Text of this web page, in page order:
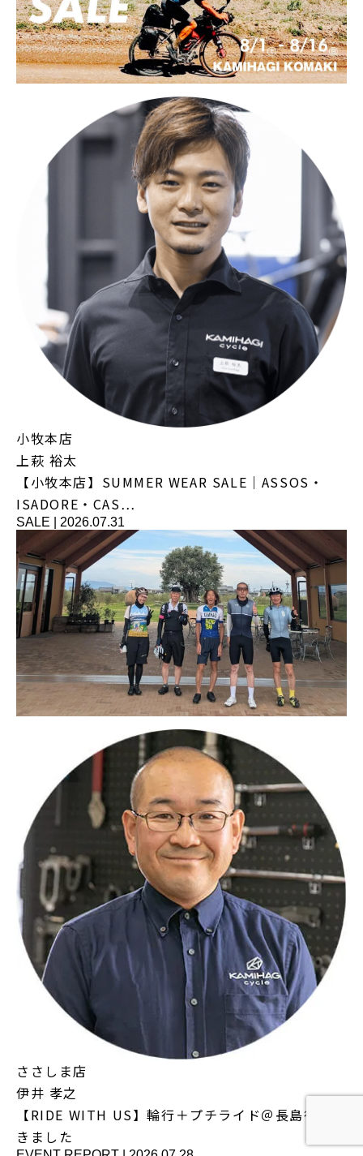
小牧本店
上萩 裕太
【小牧本店】SUMMER WEAR SALE｜ASSOS・
ISADORE・CAS…
SALE 2026.07.31
ささしま店
伊井 孝之
【RIDE WITH US】輪行＋プチライド＠長島行って
きました